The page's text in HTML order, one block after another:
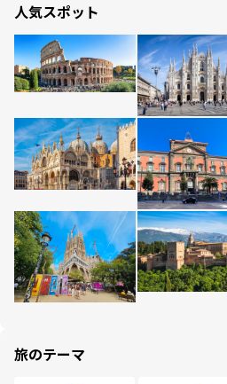
人気スポット
旅のテーマ